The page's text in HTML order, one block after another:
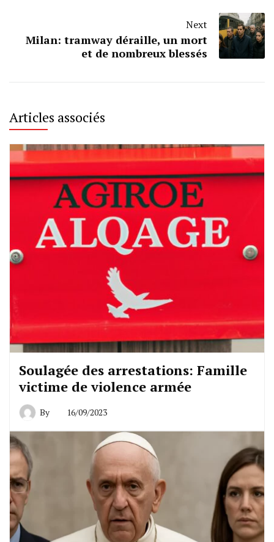
Next
Milan: tramway déraille, un mort
et de nombreux blessés
Articles associés
Soulagée des arrestations: Famille
victime de violence armée
By 16/09/2023